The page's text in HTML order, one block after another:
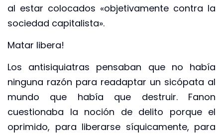
al estar colocados «objetivamente contra la
sociedad capitalista».
Matar libera!
Los antisiquiatras pensaban que no había
ninguna razón para readaptar un sicópata al
mundo que había que destruir. Fanon
cuestionaba la noción de delito porque el
oprimido, para liberarse síquicamente, para